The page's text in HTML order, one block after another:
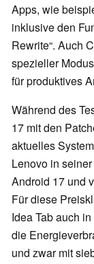
Apps, wie
inklusive den
Rewrite“. Auch
spezieller
für produktives
Während des
17 mit den
aktuelles
Lenovo in
Android 17 und
Für diese
Idea Tab auch
die
und zwar mit